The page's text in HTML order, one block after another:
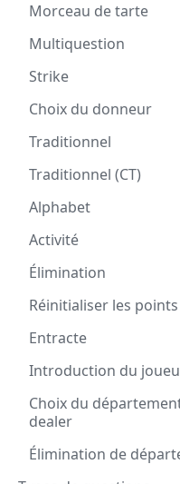
Morceau de tarte
Multiquestion
Strike
Choix du donneur
Traditionnel
Traditionnel (CT)
Alphabet
Activité
Élimination
Réinitialiser les points
Entracte
Introduction du
Choix du
dealer
Élimination de